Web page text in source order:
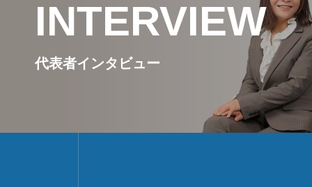
INTERVIEW
代表者インタビュー